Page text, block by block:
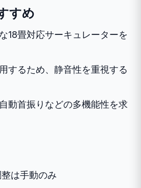
すめ
18畳対応サーキュレーターを
するため、静音性を重視する
動首振りなどの多機能性を求
は手動のみ